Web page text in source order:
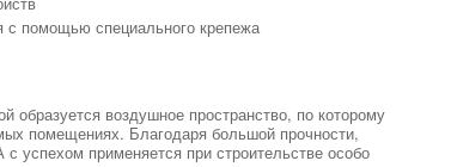
с помощью специального крепежа
воздушное пространство, по которому
помещениях. Благодаря большой прочности,
применяется при строительстве особо